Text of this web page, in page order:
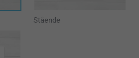
Stående